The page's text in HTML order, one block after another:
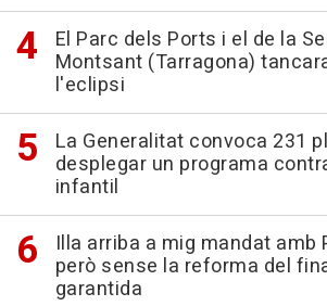
El Parc dels Ports i el de la
Montsant (Tarragona)
l'eclipsi
La Generalitat convoca 231
desplegar un programa
infantil
Illa arriba a mig mandat
però sense la reforma del
garantida